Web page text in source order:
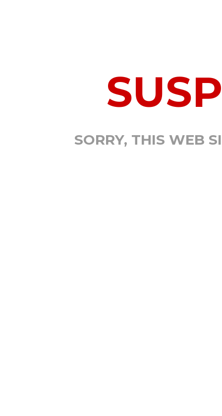
SORRY, THIS WEB